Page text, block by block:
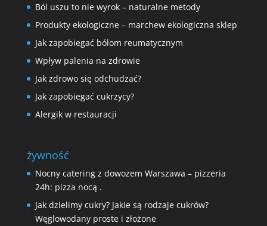
Ból uszu to nie wyrok – naturalne metody
Produkty ekologiczne – marchew ekologiczna sklep
Jak zapobiegać bólom reumatycznym
Wpływ palenia na zdrowie
Jak zdrowo się odchudzać?
Jak zapobiegać cukrzycy?
Alergik w restauracji
żywność
Nocny catering z dowozem Warszawa – pizzeria
24h: pizza nocą .
Jak dzielimy cukry? Jakie są rodzaje cukrów?
Węglowodany proste i złożone